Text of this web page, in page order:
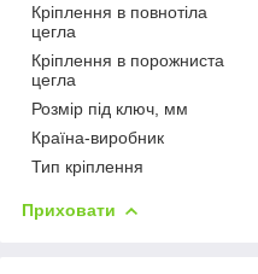
Кріплення в повнотіла
цегла
Кріплення в порожниста
цегла
Розмір під ключ, мм
Країна-виробник
Тип кріплення
Приховати